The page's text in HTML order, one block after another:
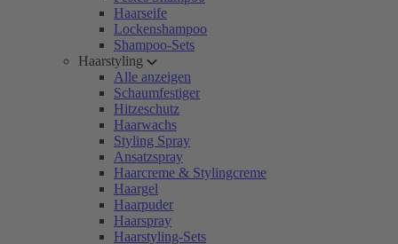
Haarseife
Lockenshampoo
Shampoo-Sets
Haarstyling
Alle anzeigen
Schaumfestiger
Hitzeschutz
Haarwachs
Styling Spray
Ansatzspray
Haarcreme & Stylingcreme
Haargel
Haarpuder
Haarspray
Haarstyling-Sets